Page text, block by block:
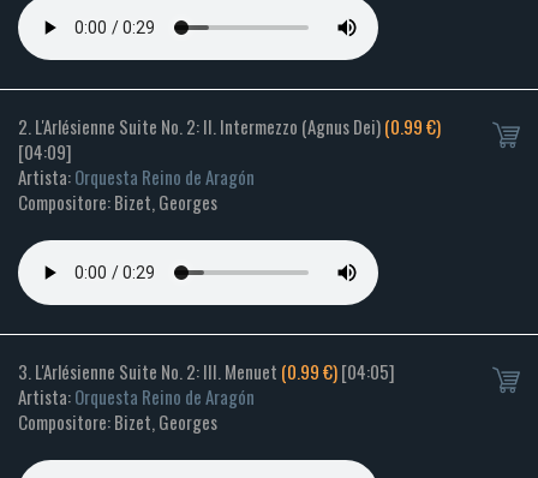
2. L'Arlésienne Suite No. 2: II. Intermezzo (Agnus Dei)(0.99 €)
[04:09]
Artista:Orquesta Reino de Aragón
Compositore: Bizet, Georges
3. L'Arlésienne Suite No. 2: III. Menuet (0.99 €)[04:05]
Artista:Orquesta Reino de Aragón
Compositore: Bizet, Georges